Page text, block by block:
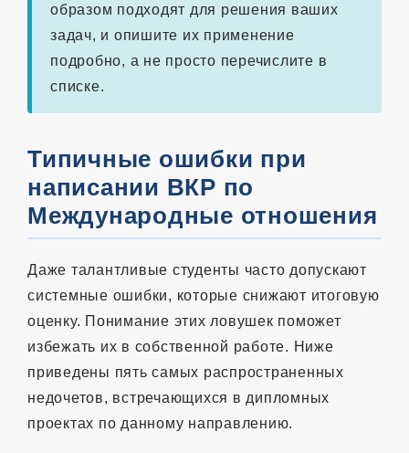
образом подходят для решения ваших
задач, и опишите их применение
подробно, а не просто перечислите в
списке.
Типичные ошибки при
написании ВКР по
Международные отношения
Даже талантливые студенты часто допускают
системные ошибки, которые снижают итоговую
оценку. Понимание этих ловушек поможет
избежать их в собственной работе. Ниже
приведены пять самых распространенных
недочетов, встречающихся в дипломных
проектах по данному направлению.